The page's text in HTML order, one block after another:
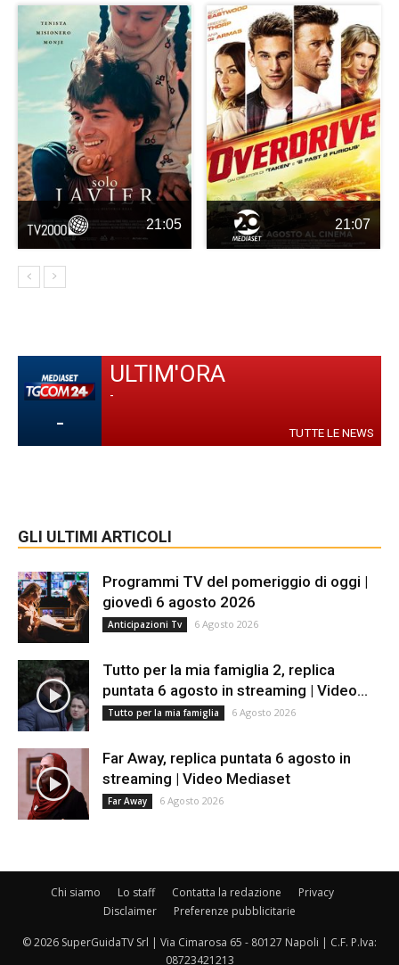
21:05 21:07
-
ULTIM'ORA
-
TUTTE LE NEWS
GLI ULTIMI ARTICOLI
Programmi TV del pomeriggio di oggi |
giovedì 6 agosto 2026
Anticipazioni Tv 6 Agosto 2026
Tutto per la mia famiglia 2, replica
puntata 6 agosto in streaming | Video...
Tutto per la mia famiglia 6 Agosto 2026
Far Away, replica puntata 6 agosto in
streaming | Video Mediaset
Far Away 6 Agosto 2026
Chi siamo Lo staff Contatta la redazione
Privacy
Disclaimer
Preferenze pubblicitarie
© 2026 SuperGuidaTV Srl | Via Cimarosa 65 - 80127 Napoli | C.F. P.Iva:
08723421213